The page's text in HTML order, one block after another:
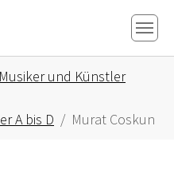
und Künstler
A bis D Murat Coskun